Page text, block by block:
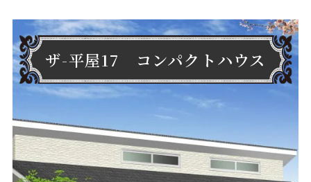
ザ-平屋17 コンパクトハウス